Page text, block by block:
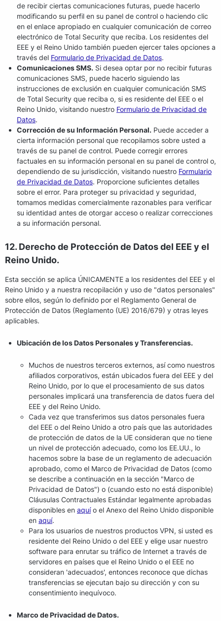
de recibir ciertas comunicaciones futuras, puede hacerlo
modificando su perfil en su panel de control o haciendo clic
en el enlace apropiado en cualquier comunicación de correo
electrónico de Total Security que reciba. Los residentes del
EEE y el Reino Unido también pueden ejercer tales opciones a
través del Formulario de Privacidad de Datos.
Comunicaciones SMS. Si desea optar por no recibir futuras
comunicaciones SMS, puede hacerlo siguiendo las
instrucciones de exclusión en cualquier comunicación SMS
de Total Security que reciba o, si es residente del EEE o el
Reino Unido, visitando nuestro Formulario de Privacidad de
Datos.
Corrección de su Información Personal. Puede acceder a
cierta información personal que recopilamos sobre usted a
través de su panel de control. Puede corregir errores
factuales en su información personal en su panel de control o,
dependiendo de su jurisdicción, visitando nuestro Formulario
de Privacidad de Datos. Proporcione suficientes detalles
sobre el error. Para proteger su privacidad y seguridad,
tomamos medidas comercialmente razonables para verificar
su identidad antes de otorgar acceso o realizar correcciones
a su información personal.
12. Derecho de Protección de Datos del EEE y el
Reino Unido.
Esta sección se aplica ÚNICAMENTE a los residentes del EEE y el
Reino Unido y a nuestra recopilación y uso de "datos personales"
sobre ellos, según lo definido por el Reglamento General de
Protección de Datos (Reglamento (UE) 2016/679) y otras leyes
aplicables.
Ubicación de los Datos Personales y Transferencias.
Muchos de nuestros terceros externos, así como nuestros
afiliados corporativos, están ubicados fuera del EEE y del
Reino Unido, por lo que el procesamiento de sus datos
personales implicará una transferencia de datos fuera del
EEE y del Reino Unido.
Cada vez que transferimos sus datos personales fuera
del EEE o del Reino Unido a otro país que las autoridades
de protección de datos de la UE consideran que no tiene
un nivel de protección adecuado, como los EE.UU., lo
hacemos sobre la base de un reglamento de adecuación
aprobado, como el Marco de Privacidad de Datos (como
se describe a continuación en la sección "Marco de
Privacidad de Datos") o (cuando esto no está disponible)
Cláusulas Contractuales Estándar legalmente aprobadas
disponibles en aquío el Anexo del Reino Unido disponible
en aquí.
Para los usuarios de nuestros productos VPN, si usted es
residente del Reino Unido o del EEE y elige usar nuestro
software para enrutar su tráfico de Internet a través de
servidores en países que el Reino Unido o el EEE no
consideran 'adecuados', entonces reconoce que dichas
transferencias se ejecutan bajo su dirección y con su
consentimiento inequívoco.
Marco de Privacidad de Datos.